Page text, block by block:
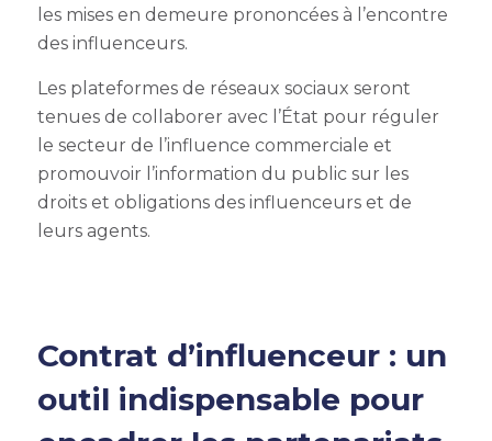
les mises en demeure prononcées à l’encontre
des influenceurs.
Les plateformes de réseaux sociaux seront
tenues de collaborer avec l’État pour réguler
le secteur de l’influence commerciale et
promouvoir l’information du public sur les
droits et obligations des influenceurs et de
leurs agents.
Contrat d’influenceur : un
outil indispensable pour